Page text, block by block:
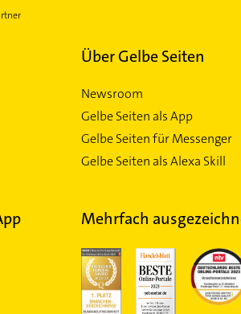
Über Gelbe Seiten
Newsroom
Gelbe Seiten als App
Gelbe Seiten für Messenger
Gelbe Seiten als Alexa Skill
Mehrfach